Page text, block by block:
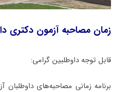
زمان مصاحبه آزمون دکتری
قابل توجه داوطلبین گرامی:
برنامه زمانی مصاحبه‌های داوطلبان